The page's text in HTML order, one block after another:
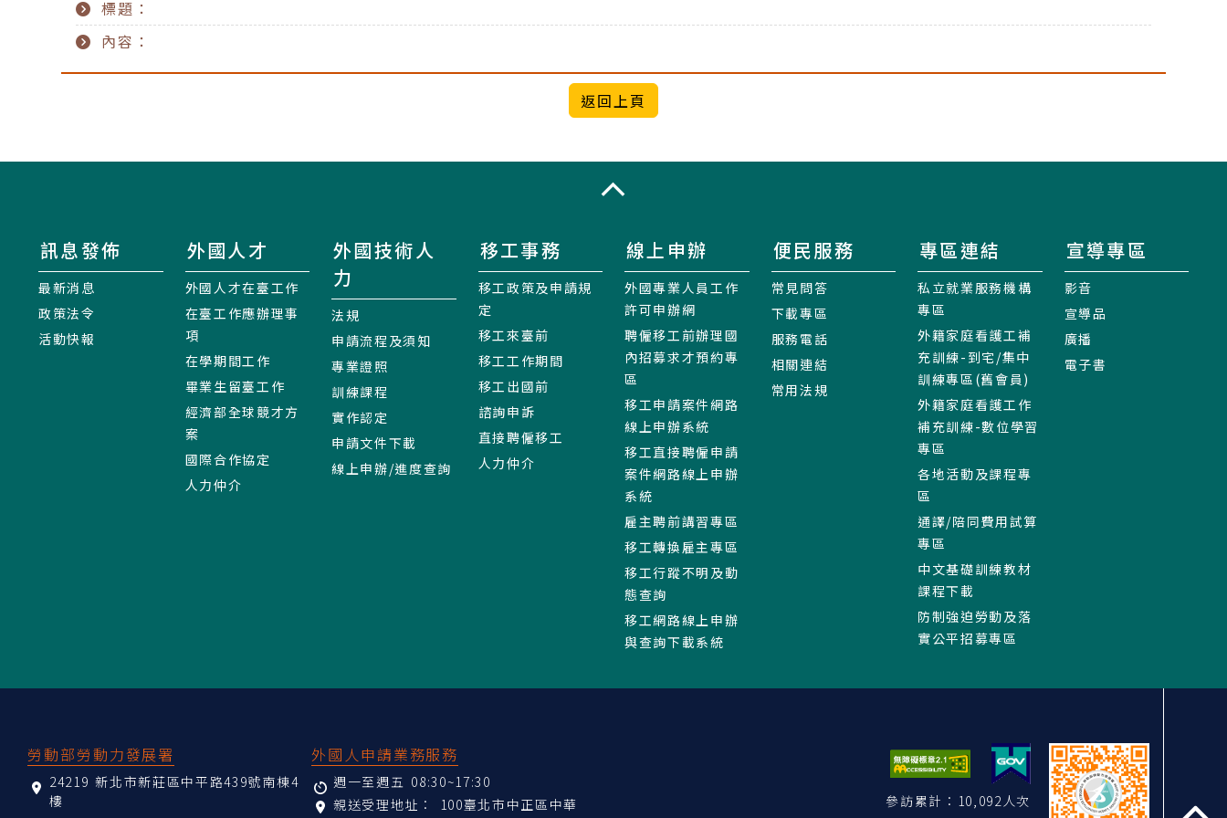
標題：
內容：
訊息發佈
最新消息
政策法令
活動快報
外國人才
外國人才在臺工作
在臺工作應辦理事
項
在學期間工作
畢業生留臺工作
經濟部全球競才方
案
國際合作協定
人力仲介
外國技術人
力
法規
申請流程及須知
專業證照
訓練課程
實作認定
申請文件下載
線上申辦/進度查詢
移工事務
移工政策及申請規
定
移工來臺前
移工工作期間
移工出國前
諮詢申訴
直接聘僱移工
人力仲介
線上申辦
外國專業人員工作
許可申辦網
聘僱移工前辦理國
內招募求才預約專
區
移工申請案件網路
線上申辦系統
移工直接聘僱申請
案件網路線上申辦
系統
雇主聘前講習專區
移工轉換雇主專區
移工行蹤不明及動
態查詢
移工網路線上申辦
與查詢下載系統
便民服務
常見問答
下載專區
服務電話
相關連結
常用法規
專區連結
私立就業服務機構
專區
外籍家庭看護工補
充訓練-到宅/集中
訓練專區(舊會員)
外籍家庭看護工作
補充訓練-數位學習
專區
各地活動及課程專
區
通譯/陪同費用試算
專區
中文基礎訓練教材
課程下載
防制強迫勞動及落
實公平招募專區
宣導專區
影音
宣導品
廣播
電子書
勞動部勞動力發展署
24219 新北市新莊區中平路439號南棟4
樓
外國人申請業務服務
週一至週五 08:30~17:30
親送受理地址：
100臺北市中正區中華
參訪累計：10,092人次